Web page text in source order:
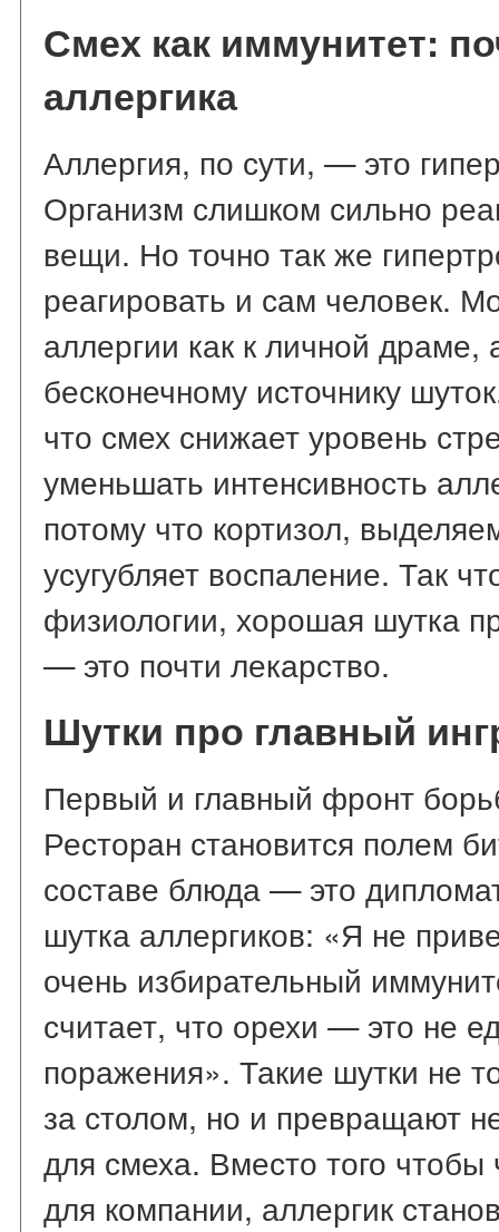
Смех как иммунитет:
аллергика
Аллергия, по сути, — это
Организм слишком сильно
вещи. Но точно так же
реагировать и сам человек.
аллергии как к личной
бесконечному источнику
что смех снижает уровень
уменьшать интенсивность
потому что кортизол,
усугубляет воспаление. Так
физиологии, хорошая шутка
— это почти лекарство.
Шутки про главный
Первый и главный фронт
Ресторан становится полем
составе блюда — это
шутка аллергиков: «Я не
очень избирательный
считает, что орехи — это не
поражения». Такие шутки не
за столом, но и превращают
для смеха. Вместо того чтобы
для компании, аллергик